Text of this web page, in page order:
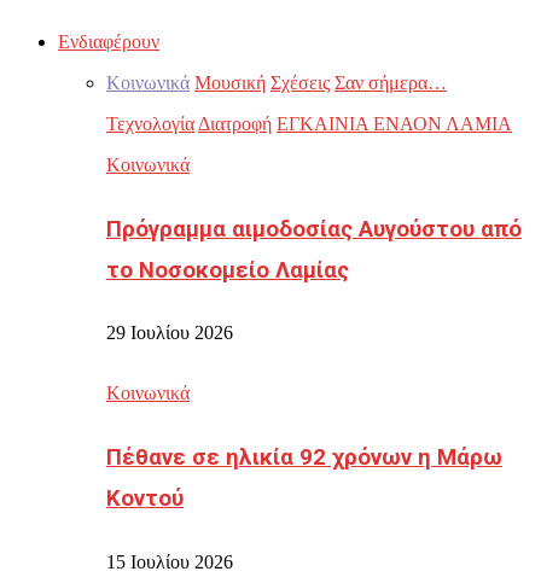
Ενδιαφέρουν
Κοινωνικά Μουσική Σχέσεις Σαν σήμερα…
Τεχνολογία Διατροφή ΕΓΚΑΙΝΙΑ ΕΝΑΟΝ ΛΑΜΙΑ
Κοινωνικά
Πρόγραμμα αιμοδοσίας Αυγούστου από
το Νοσοκομείο Λαμίας
29 Ιουλίου 2026
Κοινωνικά
Πέθανε σε ηλικία 92 χρόνων η Μάρω
Κοντού
15 Ιουλίου 2026